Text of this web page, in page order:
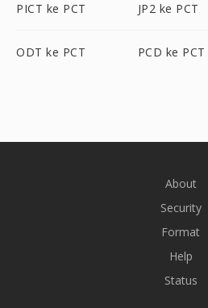
PICT ke PCT JP2 ke PCT
ODT ke PCT PCD ke PCT
About
Security
Format
Help
Status